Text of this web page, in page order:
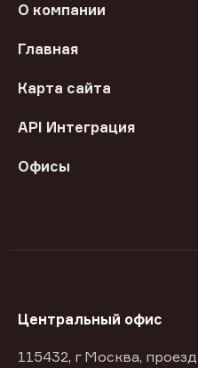
О компании
Главная
Карта сайта
API Интеграция
Офисы
Центральный офис
115432, г Москва, проезд